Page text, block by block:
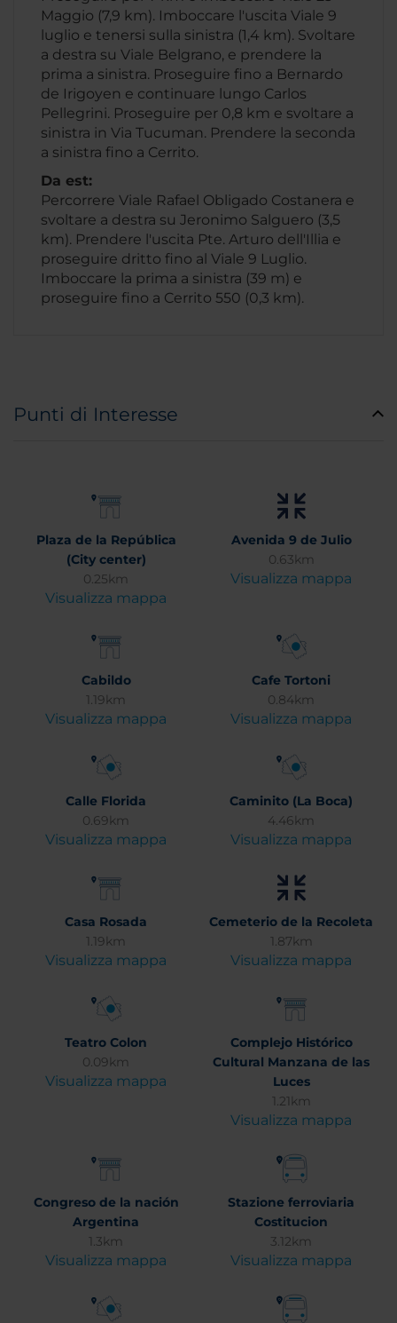
Maggio (7,9 km). Imboccare l'uscita Viale 9
luglio e tenersi sulla sinistra (1,4 km). Svoltare
a destra su Viale Belgrano, e prendere la
prima a sinistra. Proseguire fino a Bernardo
de Irigoyen e continuare lungo Carlos
Pellegrini. Proseguire per 0,8 km e svoltare a
sinistra in Via Tucuman. Prendere la seconda
a sinistra fino a Cerrito.
Da est:
Percorrere Viale Rafael Obligado Costanera e
svoltare a destra su Jeronimo Salguero (3,5
km). Prendere l'uscita Pte. Arturo dell'Illia e
proseguire dritto fino al Viale 9 Luglio.
Imboccare la prima a sinistra (39 m) e
proseguire fino a Cerrito 550 (0,3 km).
Punti di Interesse
Plaza de la República
(City center)
0.25km
Visualizza mappa
Avenida 9 de Julio
0.63km
Visualizza mappa
Cabildo
1.19km
Visualizza mappa
Cafe Tortoni
0.84km
Visualizza mappa
Calle Florida
0.69km
Visualizza mappa
Caminito (La Boca)
4.46km
Visualizza mappa
Casa Rosada
1.19km
Visualizza mappa
Cemeterio de la Recoleta
1.87km
Visualizza mappa
Teatro Colon
0.09km
Visualizza mappa
Complejo Histórico
Cultural Manzana de las
Luces
1.21km
Visualizza mappa
Congreso de la nación
Argentina
1.3km
Visualizza mappa
Stazione ferroviaria
Costitucion
3.12km
Visualizza mappa